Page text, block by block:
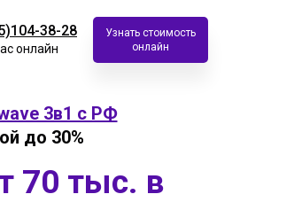
38-28
онлайн
Узнать стоимость
онлайн
3в1 с РФ
до 30%
70 тыс. в